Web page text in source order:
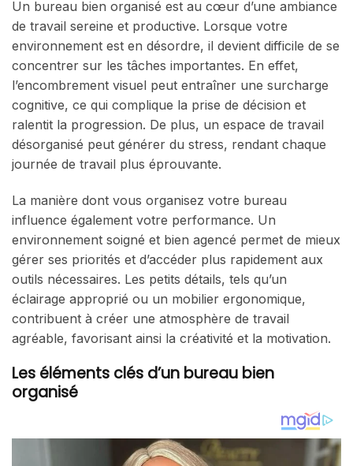
Un bureau bien organisé est au cœur d’une ambiance
de travail sereine et productive. Lorsque votre
environnement est en désordre, il devient difficile de se
concentrer sur les tâches importantes. En effet,
l’encombrement visuel peut entraîner une surcharge
cognitive, ce qui complique la prise de décision et
ralentit la progression. De plus, un espace de travail
désorganisé peut générer du stress, rendant chaque
journée de travail plus éprouvante.
La manière dont vous organisez votre bureau
influence également votre performance. Un
environnement soigné et bien agencé permet de mieux
gérer ses priorités et d’accéder plus rapidement aux
outils nécessaires. Les petits détails, tels qu’un
éclairage approprié ou un mobilier ergonomique,
contribuent à créer une atmosphère de travail
agréable, favorisant ainsi la créativité et la motivation.
Les éléments clés d’un bureau bien
organisé